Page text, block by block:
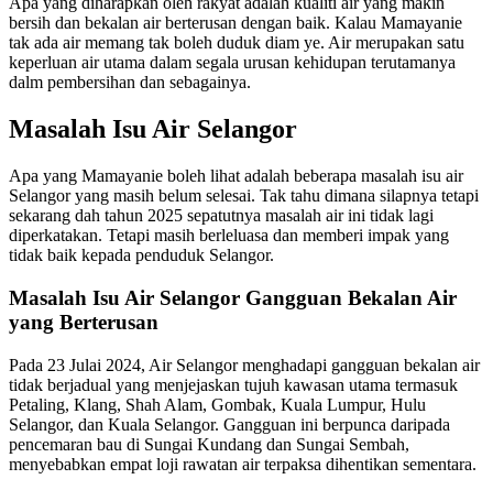
bersih dan bekalan air berterusan dengan baik. Kalau Mamayanie
tak ada air memang tak boleh duduk diam ye. Air merupakan satu
keperluan air utama dalam segala urusan kehidupan terutamanya
dalm pembersihan dan sebagainya.
Masalah Isu Air Selangor
Apa yang Mamayanie boleh lihat adalah beberapa masalah isu air
Selangor yang masih belum selesai. Tak tahu dimana silapnya tetapi
sekarang dah tahun 2025 sepatutnya masalah air ini tidak lagi
diperkatakan. Tetapi masih berleluasa dan memberi impak yang
tidak baik kepada penduduk Selangor.
Masalah Isu Air Selangor Gangguan Bekalan Air
yang Berterusan
Pada 23 Julai 2024, Air Selangor menghadapi gangguan bekalan air
tidak berjadual yang menjejaskan tujuh kawasan utama termasuk
Petaling, Klang, Shah Alam, Gombak, Kuala Lumpur, Hulu
Selangor, dan Kuala Selangor. Gangguan ini berpunca daripada
pencemaran bau di Sungai Kundang dan Sungai Sembah,
menyebabkan empat loji rawatan air terpaksa dihentikan sementara.